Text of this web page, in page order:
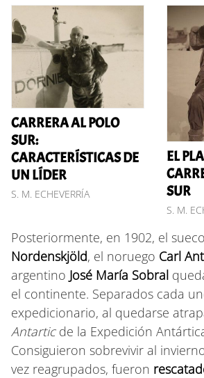
CARRERA AL POLO
SUR:
CARACTERÍSTICAS DE
UN LÍDER
S. M. ECHEVERRÍA
EL
SUR
S. M.
Posteriormente, en 1902, el sueco
Nordenskjöld, el noruego Carl
argentino José María Sobral
el continente. Separados cada
expedicionario, al quedarse
Antarticde la Expedición
Consiguieron sobrevivir al
vez reagrupados, fueron